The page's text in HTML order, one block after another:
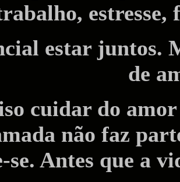
estresse,
estar juntos.
de
cuidar do
não faz
se. Antes que a